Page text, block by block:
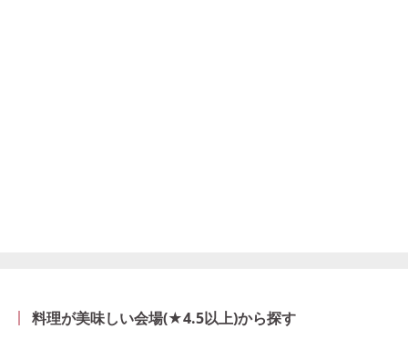
料理が美味しい会場(★4.5以上)から探す